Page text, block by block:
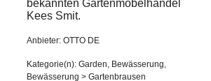
bekannten Gartenmöbelhandel
Kees Smit.
Anbieter: OTTO DE
Kategorie(n): Garden, Bewässerung,
Bewässerung > Gartenbrausen